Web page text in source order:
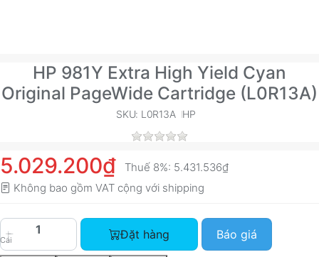
HP 981Y Extra High Yield Cyan
Original PageWide Cartridge (L0R13A)
SKU: L0R13A HP
5.029.200₫ Thuế 8%: 5.431.536₫
Không bao gồm VAT cộng với shipping
Cái
HP 981Y Extra High Yield Cyan Original
Đặt hàng Báo giá